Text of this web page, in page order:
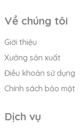
Về chúng tôi
Giới thiệu
Xưởng sản xuất
Điều khoản sử dụng
Chính sách bảo mật
Dịch vụ